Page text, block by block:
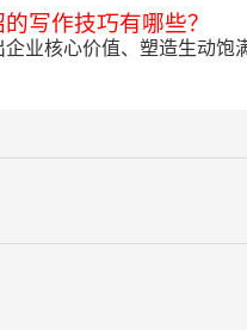
写作技巧有哪些？
业核心价值、塑造生动饱